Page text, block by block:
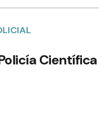
Científica